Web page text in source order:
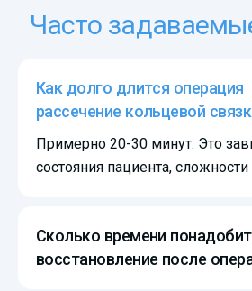
Часто
Как долго длится операция
рассечение кольцевой
Примерно 20-30 минут. Это
состояния пациента, сложности
Сколько времени
восстановление после